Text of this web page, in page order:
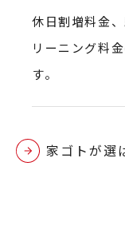
休日割増料金
リーニング料
す。
家ゴトが選